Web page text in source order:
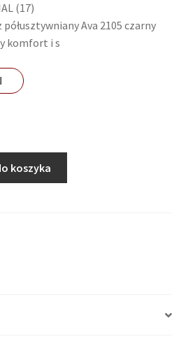
(17)
Ava 2105 czarny
komfort i s
koszyka